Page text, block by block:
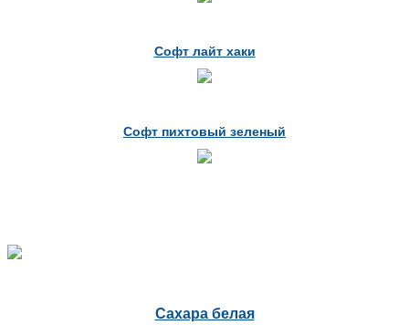
Софт лайт хаки
Софт пихтовый зеленый
Сахара белая